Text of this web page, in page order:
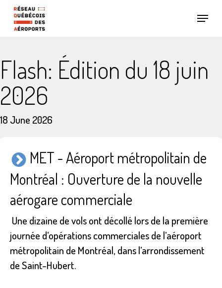
Skip
Menu
Flash: Édition du 18 juin
2026
18 June 2026
MET - Aéroport métropolitain de
Montréal : Ouverture de la nouvelle
aérogare commerciale
Une dizaine de vols ont décollé lors de la première
journée d’opérations commerciales de l’aéroport
métropolitain de Montréal, dans l’arrondissement
de Saint-Hubert.